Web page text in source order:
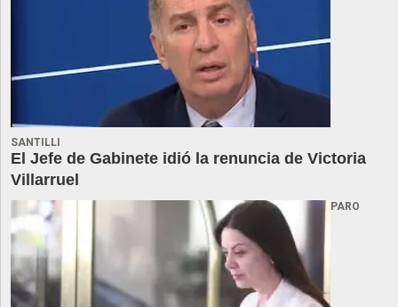
SANTILLI
El Jefe de Gabinete idió la renuncia de Victoria
Villarruel
PARO